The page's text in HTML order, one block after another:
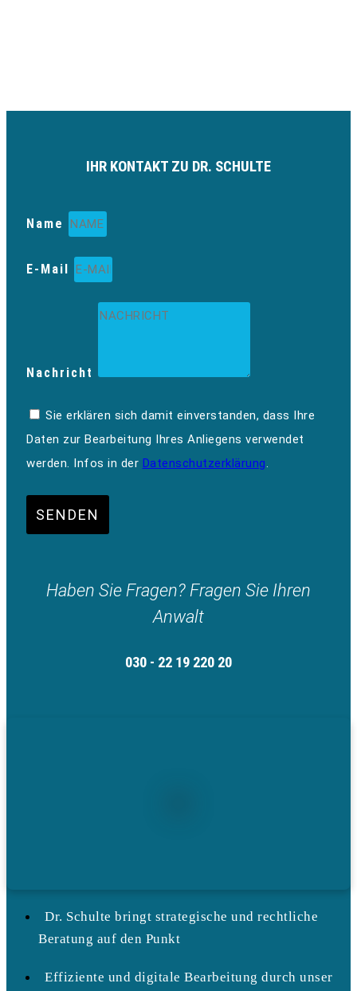
IHR KONTAKT ZU DR. SCHULTE
Name
E-Mail
Nachricht
Sie erklären sich damit einverstanden, dass Ihre
Daten zur Bearbeitung Ihres Anliegens verwendet
werden. Infos in der Datenschutzerklärung.
SENDEN
Haben Sie Fragen? Fragen Sie Ihren
Anwalt
030 - 22 19 220 20
Dr. Schulte bringt strategische und rechtliche
Beratung auf den Punkt
Effiziente und digitale Bearbeitung durch unser